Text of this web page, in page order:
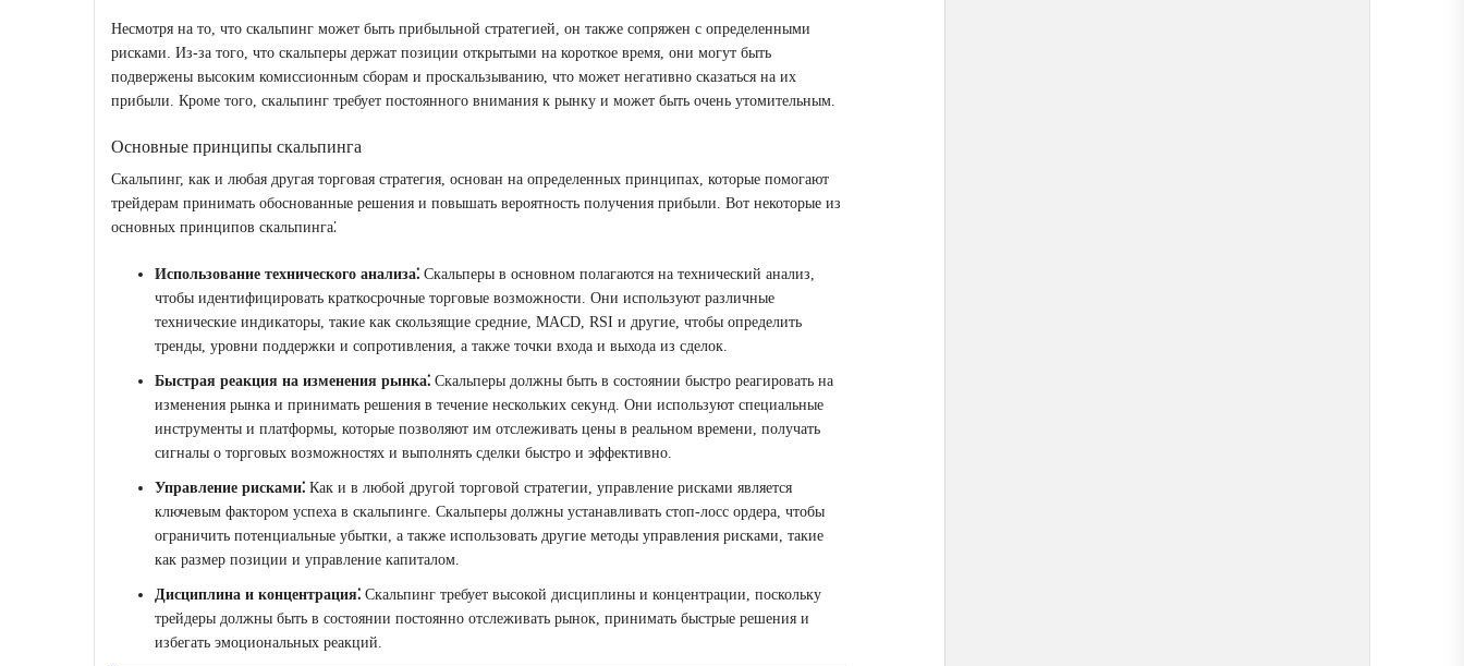
Несмотря на то, что скальпинг может быть прибыльной стратегией, он также сопряжен с определенными
рисками. Из-за того, что скальперы держат позиции открытыми на короткое время, они могут быть
подвержены высоким комиссионным сборам и проскальзыванию, что может негативно сказаться на их
прибыли. Кроме того, скальпинг требует постоянного внимания к рынку и может быть очень утомительным.
Основные принципы скальпинга
Скальпинг, как и любая другая торговая стратегия, основан на определенных принципах, которые помогают
трейдерам принимать обоснованные решения и повышать вероятность получения прибыли. Вот некоторые из
основных принципов скальпинга⁚
Использование технического анализа⁚ Скальперы в основном полагаются на технический анализ,
чтобы идентифицировать краткосрочные торговые возможности. Они используют различные
технические индикаторы, такие как скользящие средние, MACD, RSI и другие, чтобы определить
тренды, уровни поддержки и сопротивления, а также точки входа и выхода из сделок.
Быстрая реакция на изменения рынка⁚ Скальперы должны быть в состоянии быстро реагировать на
изменения рынка и принимать решения в течение нескольких секунд. Они используют специальные
инструменты и платформы, которые позволяют им отслеживать цены в реальном времени, получать
сигналы о торговых возможностях и выполнять сделки быстро и эффективно.
Управление рисками⁚ Как и в любой другой торговой стратегии, управление рисками является
ключевым фактором успеха в скальпинге. Скальперы должны устанавливать стоп-лосс ордера, чтобы
ограничить потенциальные убытки, а также использовать другие методы управления рисками, такие
как размер позиции и управление капиталом.
Дисциплина и концентрация⁚ Скальпинг требует высокой дисциплины и концентрации, поскольку
трейдеры должны быть в состоянии постоянно отслеживать рынок, принимать быстрые решения и
избегать эмоциональных реакций.